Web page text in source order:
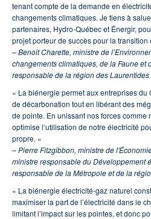
tenant compte de la demande en
changements climatiques. Je tiens à
partenaires, Hydro-Québec et Énergir,
projet porteur de succès pour la
– Benoit Charette, ministre de
changements climatiques, de la Faune et
responsable de la région des Laurentides
« La biénergie permet aux entreprises du
de décarbonation tout en libérant des
de pointe. En unissant nos forces comme
optimise l’utilisation de notre électricité
propre. »
– Pierre Fitzgibbon, ministre de
ministre responsable du Développement
responsable de la Métropole et de la
« La biénergie électricité-gaz naturel
maximiser la part de l’électricité dans le
limitant l’impact sur les pointes, et donc